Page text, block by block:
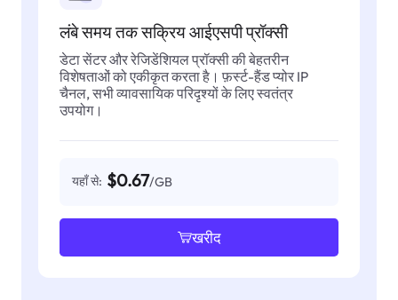
लंबे समय तक सक्रिय आईएसपी प्रॉक्सी
डेटा सेंटर और रेजिडेंशियल प्रॉक्सी की बेहतरीन
विशेषताओं को एकीकृत करता है। फ़र्स्ट-हैंड प्योर IP
चैनल, सभी व्यावसायिक परिदृश्यों के लिए स्वतंत्र
उपयोग।
यहाँ से: $0.67/GB
खरीद